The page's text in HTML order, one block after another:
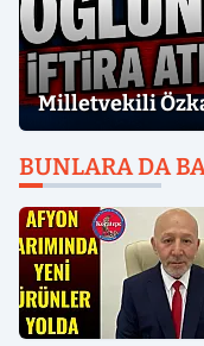
Milletvekili
BUNLARA DA